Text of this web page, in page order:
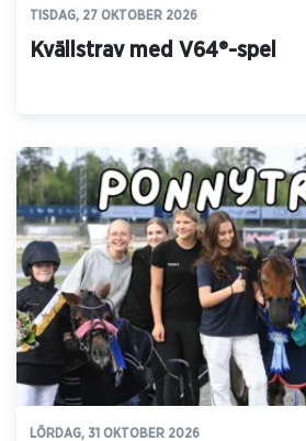
TISDAG, 27 OKTOBER 2026
Kvällstrav med V64®-spel
LÖRDAG, 31 OKTOBER 2026